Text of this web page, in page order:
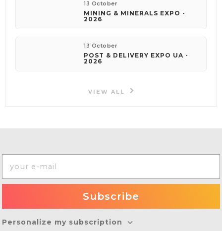
13 October
MINING & MINERALS EXPO -
2026
13 October
POST & DELIVERY EXPO UA -
2026
VIEW ALL
Personalize my subscription